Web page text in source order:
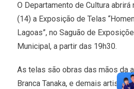
O Departamento de Cultura
(14) a Exposição de Telas
Lagoas”, no Saguão de
Municipal, a partir das 19h30.
As telas são obras das mãos da
Branca Tanaka, e demais